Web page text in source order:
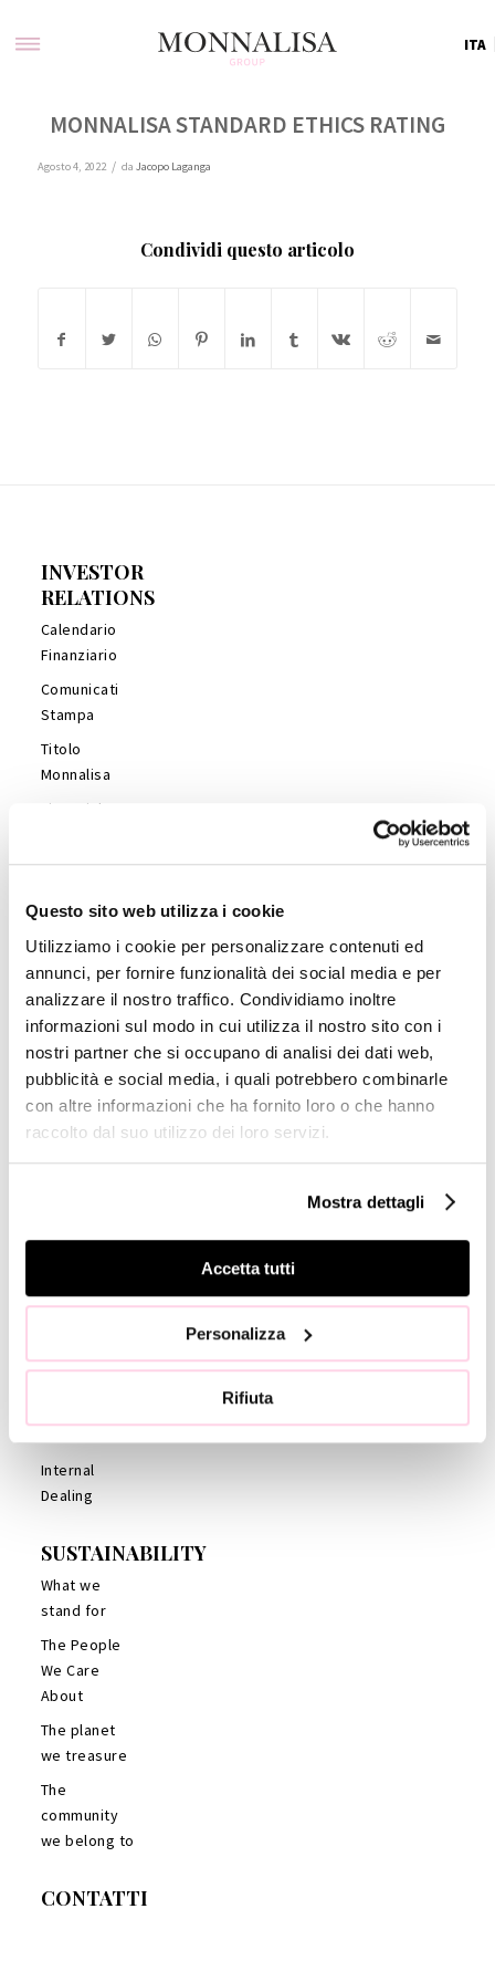
Questo sito web utilizza i cookie
Utilizziamo i cookie per personalizzare contenuti ed
annunci, per fornire funzionalità dei social media e per
analizzare il nostro traffico. Condividiamo inoltre
informazioni sul modo in cui utilizza il nostro sito con i
nostri partner che si occupano di analisi dei dati web,
pubblicità e social media, i quali potrebbero combinarle
con altre informazioni che ha fornito loro o che hanno
raccolto dal suo utilizzo dei loro servizi.
Mostra dettagli
Accetta tutti
Personalizza
Rifiuta
ITA
MONNALISA STANDARD ETHICS RATING
Agosto 4, 2022 / da Jacopo Laganga
Condividi questo articolo
INVESTOR
RELATIONS
Calendario
Finanziario
Comunicati
Stampa
Titolo
Monnalisa
Financial
Management
Analisti
Company
GOVERNANCE
Consiglio di
Amministrazione
Collegio
Azionisti
Internal
Dealing
SUSTAINABILITY
What we
stand for
The People
We Care
About
The planet
we treasure
The
community
we belong to
CONTATTI